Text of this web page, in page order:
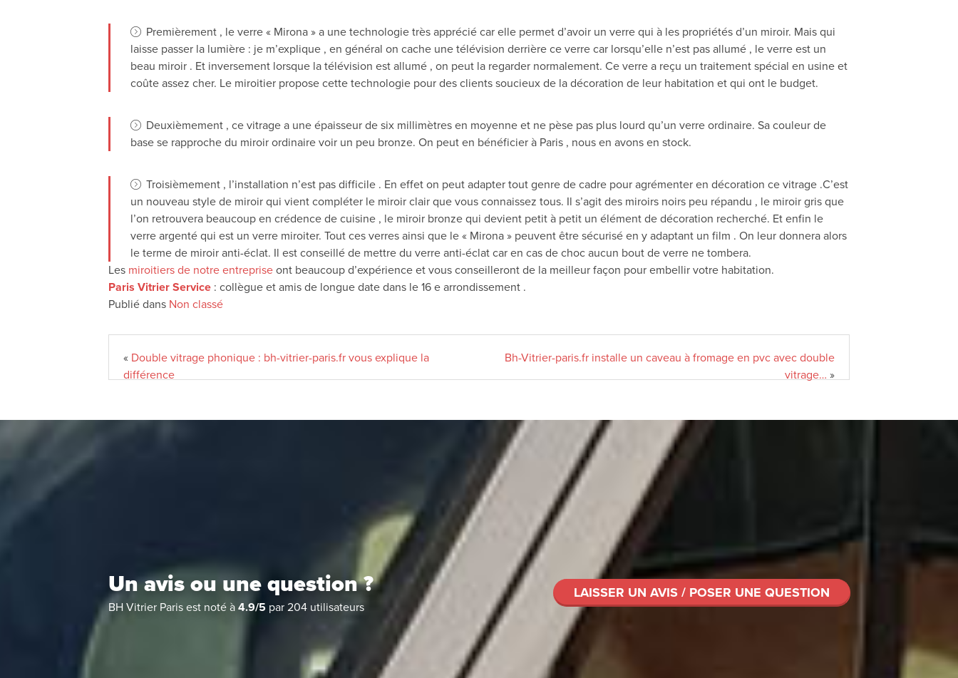
Premièrement , le verre « Mirona » a une technologie très apprécié car elle permet d’avoir un verre qui à les propriétés d’un miroir. Mais qui
laisse passer la lumière : je m’explique , en général on cache une télévision derrière ce verre car lorsqu’elle n’est pas allumé , le verre est un
beau miroir . Et inversement lorsque la télévision est allumé , on peut la regarder normalement. Ce verre a reçu un traitement spécial en usine et
coûte assez cher. Le miroitier propose cette technologie pour des clients soucieux de la décoration de leur habitation et qui ont le budget.
Deuxièmement , ce vitrage a une épaisseur de six millimètres en moyenne et ne pèse pas plus lourd qu’un verre ordinaire. Sa couleur de
base se rapproche du miroir ordinaire voir un peu bronze. On peut en bénéficier à Paris , nous en avons en stock.
Troisièmement , l’installation n’est pas difficile . En effet on peut adapter tout genre de cadre pour agrémenter en décoration ce vitrage .C’est
un nouveau style de miroir qui vient compléter le miroir clair que vous connaissez tous. Il s’agit des miroirs noirs peu répandu , le miroir gris que
l’on retrouvera beaucoup en crédence de cuisine , le miroir bronze qui devient petit à petit un élément de décoration recherché. Et enfin le
verre argenté qui est un verre miroiter. Tout ces verres ainsi que le « Mirona » peuvent être sécurisé en y adaptant un film . On leur donnera alors
le terme de miroir anti-éclat. Il est conseillé de mettre du verre anti-éclat car en cas de choc aucun bout de verre ne tombera.
Les miroitiers de notre entreprise ont beaucoup d’expérience et vous conseilleront de la meilleur façon pour embellir votre habitation.
Paris Vitrier Service : collègue et amis de longue date dans le 16 e arrondissement .
Publié dans Non classé
« Double vitrage phonique : bh-vitrier-paris.fr vous explique la
différence
Bh-Vitrier-paris.fr installe un caveau à fromage en pvc avec double
vitrage… »
Un avis ou une question ?
BH Vitrier Paris est noté à 4.9/5 par 204 utilisateurs
LAISSER UN AVIS / POSER UNE QUESTION